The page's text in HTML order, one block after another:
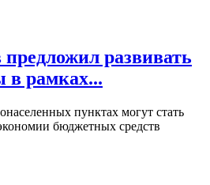
развивать
в рамках...
пунктах могут стать
бюджетных средств